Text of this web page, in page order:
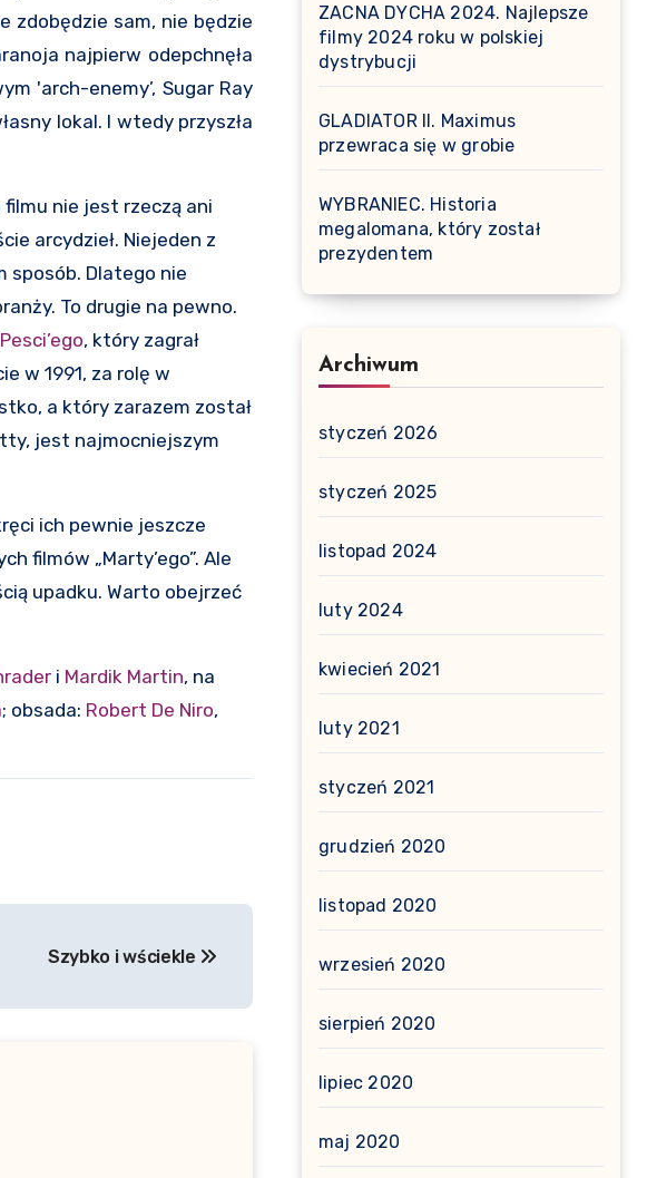
zdobędzie sam, nie będzie
najpierw odepchnęła
'arch-enemy’, Sugar Ray
lokal. I wtedy przyszła
nie jest rzeczą ani
arcydzieł. Niejeden z
sposób. Dlatego nie
To drugie na pewno.
, który zagrał
w 1991, za rolę w
a który zarazem został
jest najmocniejszym
ich pewnie jeszcze
filmów „Marty’ego”. Ale
upadku. Warto obejrzeć
i Mardik Martin, na
; obsada: Robert De Niro,
Szybko i wściekle
ZACNA DYCHA 2024. Najlepsze
filmy 2024 roku w polskiej
dystrybucji
GLADIATOR II. Maximus
przewraca się w grobie
WYBRANIEC. Historia
megalomana, który został
prezydentem
Archiwum
styczeń 2026
styczeń 2025
listopad 2024
luty 2024
kwiecień 2021
luty 2021
styczeń 2021
grudzień 2020
listopad 2020
wrzesień 2020
sierpień 2020
lipiec 2020
maj 2020